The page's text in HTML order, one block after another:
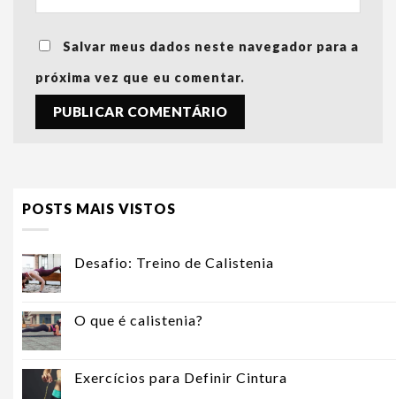
Salvar meus dados neste navegador para a
próxima vez que eu comentar.
POSTS MAIS VISTOS
Desafio: Treino de Calistenia
O que é calistenia?
Exercícios para Definir Cintura